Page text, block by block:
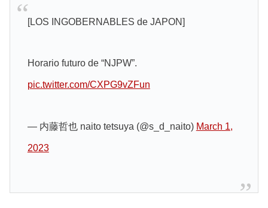
[LOS INGOBERNABLES de JAPON]
Horario futuro de “NJPW”.
pic.twitter.com/CXPG9vZFun
— 内藤哲也 naito tetsuya (@s_d_naito) March 1,
2023